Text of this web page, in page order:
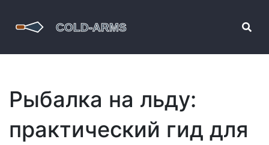
Рыбалка на льду:
практический гид для